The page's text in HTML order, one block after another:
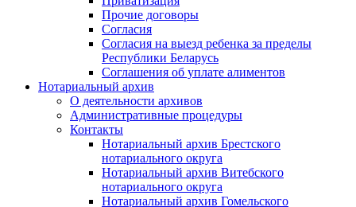
Прочие договоры
Согласия
Согласия на выезд ребенка за пределы
Республики Беларусь
Соглашения об уплате алиментов
Нотариальный архив
О деятельности архивов
Административные процедуры
Контакты
Нотариальный архив Брестского
нотариального округа
Нотариальный архив Витебского
нотариального округа
Нотариальный архив Гомельского